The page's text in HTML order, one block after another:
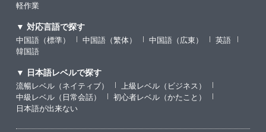
軽作業
▼ 対応言語で探す
中国語（標準） 中国語（繁体） 中国語（広東）
英語
韓国語
▼ 日本語レベルで探す
流暢レベル（ネイティブ）
上級レベル（ビジネス）
中級レベル（日常会話）
初心者レベル（かたこと）
日本語が出来ない